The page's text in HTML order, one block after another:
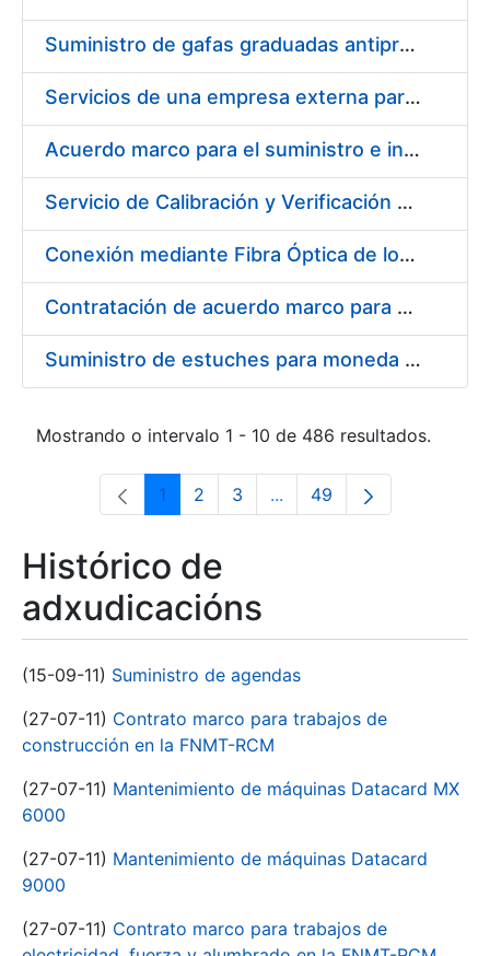
Suministro de gafas graduadas antiproyecciones para los trabajadores de la FNMT-RCM en los centros de trabajo de Madrid y Burgos
Servicios de una empresa externa para el asesoramiento y resolución de los recursos de alzada que se presentan relacionados con procesos de selección para la FNMT-RCM
Acuerdo marco para el suministro e instalación de persianas, estores y otros complementos
Servicio de Calibración y Verificación Externa de los Equipos de Medición del Servicio de Prevención de la FNMT-RCM
Conexión mediante Fibra Óptica de los Centros de Proceso de Datos (CPDs) de las sedes de la FNMT-RCM de Burgos y Madrid
Contratación de acuerdo marco para el Suministro de Material de Electricidad para la Fábrica Nacional de Moneda y Timbre-Real Casa de la Moneda en su centro de trabajo de Burgos
Suministro de estuches para moneda de 30 €
Mostrando o intervalo 1 - 10 de 486 resultados.
Páxina
1 Páxina
2 Páxina
3 ...Páxinas intermedias Use
Páxina
49
Histórico de
adxudicacións
(15-09-11) Suministro de agendas
(27-07-11) Contrato marco para trabajos de
construcción en la FNMT-RCM
(27-07-11) Mantenimiento de máquinas Datacard MX
6000
(27-07-11) Mantenimiento de máquinas Datacard
9000
(27-07-11) Contrato marco para trabajos de